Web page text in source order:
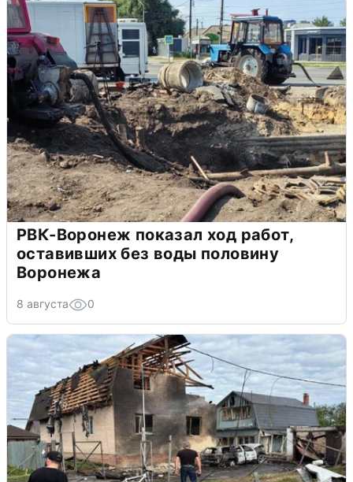
РВК-Воронеж показал ход работ,
оставивших без воды половину
Воронежа
8 августа 0